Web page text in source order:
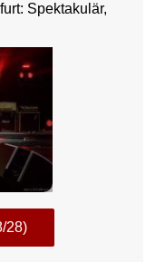
Spektakulär,
28)